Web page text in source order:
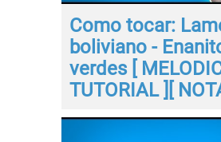
Como tocar:
boliviano -
verdes [
TUTORIAL ][